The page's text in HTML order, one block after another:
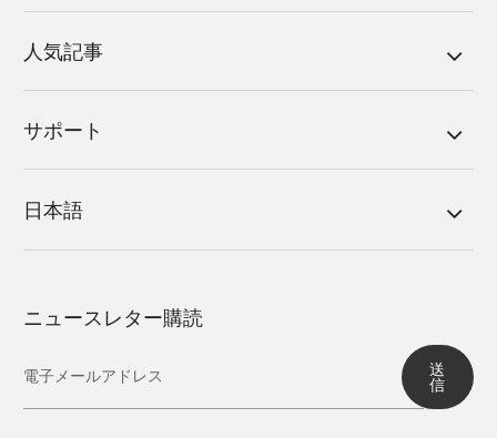
人気記事
サポート
日本語
ニュースレター購読
送
信